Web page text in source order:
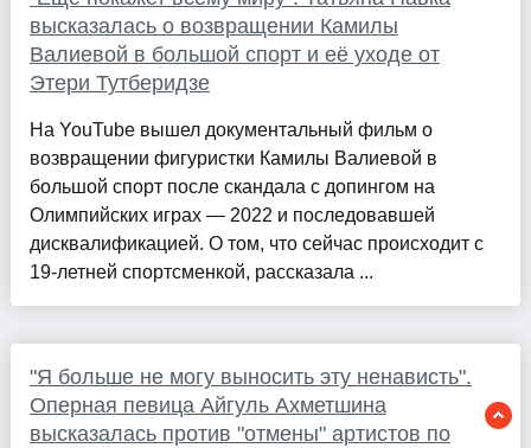
высказалась о возвращении Камилы
Валиевой в большой спорт и её уходе от
Этери Тутберидзе
На YouTube вышел документальный фильм о
возвращении фигуристки Камилы Валиевой в
большой спорт после скандала с допингом на
Олимпийских играх — 2022 и последовавшей
дисквалификацией. О том, что сейчас происходит с
19-летней спортсменкой, рассказала ...
"Я больше не могу выносить эту ненависть".
Оперная певица Айгуль Ахметшина
высказалась против "отмены" артистов по